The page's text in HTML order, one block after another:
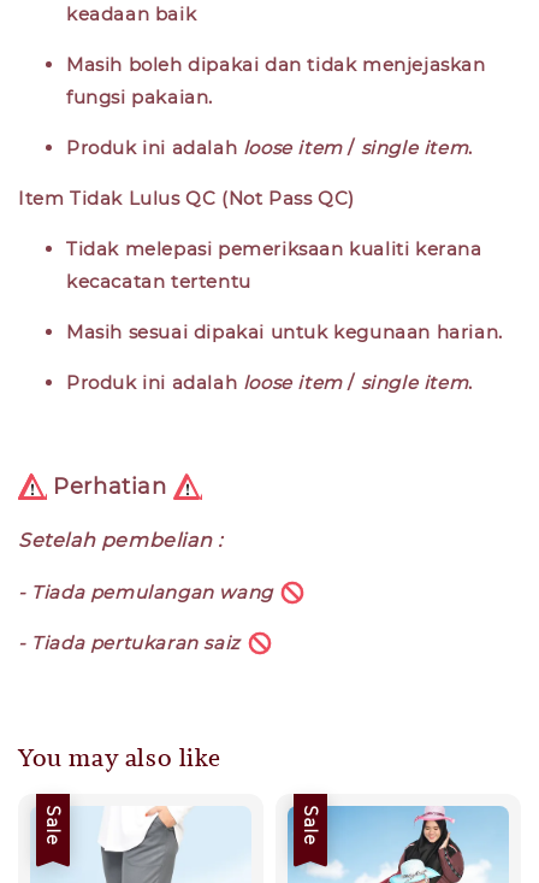
keadaan baik
Masih boleh dipakai dan tidak menjejaskan
fungsi pakaian.
Produk ini adalah loose item/ single item.
Item Tidak Lulus QC (Not Pass QC)
Tidak melepasi pemeriksaan kualiti kerana
kecacatan tertentu
Masih sesuai dipakai untuk kegunaan harian.
Produk ini adalah loose item/ single item.
Perhatian
Setelah pembelian :
- Tiada pemulangan wang
- Tiada pertukaran saiz
You may also like
Sale Sale